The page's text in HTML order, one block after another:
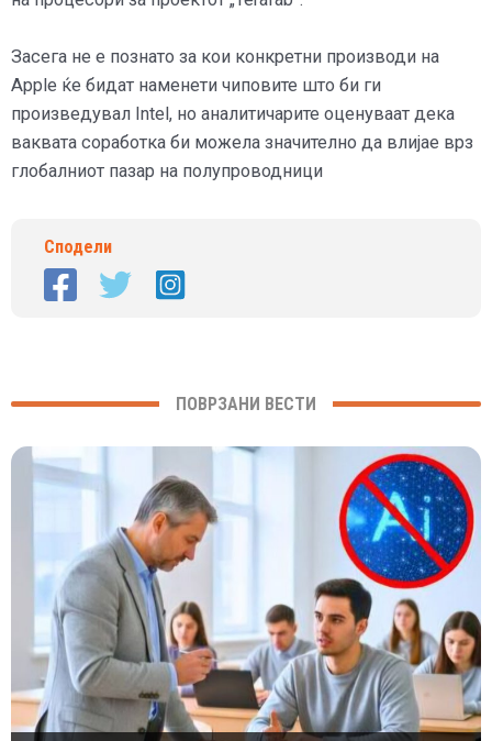
Засега не е познато за кои конкретни производи на
Apple ќе бидат наменети чиповите што би ги
произведувал Intel, но аналитичарите оценуваат дека
ваквата соработка би можела значително да влијае врз
глобалниот пазар на полупроводници
Сподели
ПОВРЗАНИ ВЕСТИ